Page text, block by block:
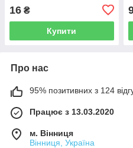
16 ₴
Купити
Про нас
95% позитивних з 124
Працює з 13.03.2020
м. Вінниця
Вінниця, Україна